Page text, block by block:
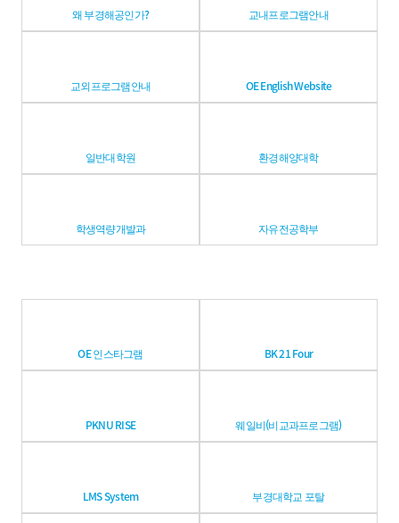
왜 부경해공인가? 교내프로그램안내
교외프로그램안내 OE English Website
일반대학원 환경해양대학
학생역량개발과 자유전공학부
OE 인스타그램 BK 21 Four
PKNU RISE 웨일비(비교과프로그램)
LMS System 부경대학교 포탈